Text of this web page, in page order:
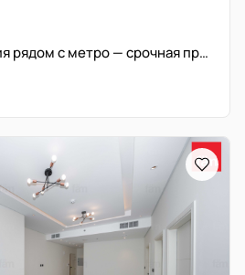
Выгодная инвестиция рядом с метро — срочная продажа